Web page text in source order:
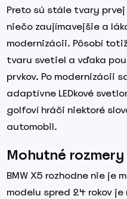
Preto sú stále tvary
niečo zaujímavejšie a
modernizácii. Pôsobí
tvaru svetiel a vďaka
prvkov. Po modernizácii
adaptívne LEDkové
golfoví hráči niektoré
automobil.
Mohutné rozmery
BMW X5 rozhodne nie je
modelu spred 24 rokov